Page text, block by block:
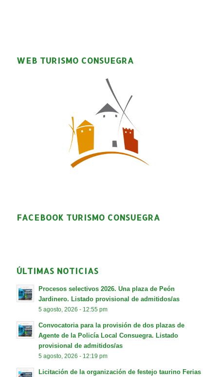
WEB TURISMO CONSUEGRA
FACEBOOK TURISMO CONSUEGRA
ÚLTIMAS NOTICIAS
Procesos selectivos 2026. Una plaza de Peón
Jardinero. Listado provisional de admitidos/as
5 agosto, 2026 - 12:55 pm
Convocatoria para la provisión de dos plazas de
Agente de la Policía Local Consuegra. Listado
provisional de admitidos/as
5 agosto, 2026 - 12:19 pm
Licitación de la organización de festejo taurino Ferias